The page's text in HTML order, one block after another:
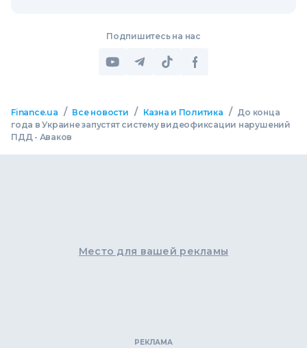
Подпишитесь на нас
Finance.ua / Все новости / Казна и Политика / До конца
года в Украине запустят систему видеофиксации нарушений
ПДД - Аваков
Место для вашей рекламы